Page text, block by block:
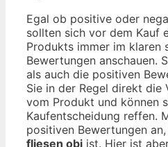
Egal ob positive oder
sollten sich vor dem Kauf
Produkts immer im klaren
Bewertungen anschauen.
als auch die positiven
Sie in der Regel direkt die
vom Produkt und können
Kaufentscheidung reffen.
positiven Bewertungen
fliesen obi ist. Hier ist